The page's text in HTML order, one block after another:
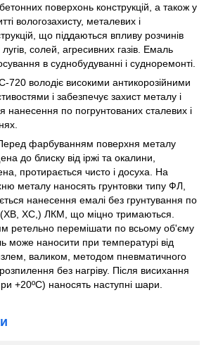
поверхонь конструкцій, а також у
вологозахисту, металевих і
що піддаються впливу розчинів
солей, агресивних газів. Емаль
в суднобудуванні і судноремонті.
володіє високими антикорозійними
і забезпечує захист металу і
нанесення по погрунтованих сталевих і
фарбуванням поверхня металу
до блиску від іржі та окалини,
протирається чисто і досуха. На
металу наносять грунтовки типу ФЛ,
нанесення емалі без грунтування по
(ХВ, ХС,) ЛКМ, що міцно тримаються.
ретельно перемішати по всьому об'єму
може наносити при температурі від
валиком, методом пневматичного
без нагріву. Після висихання
+20ºС) наносять наступні шари.